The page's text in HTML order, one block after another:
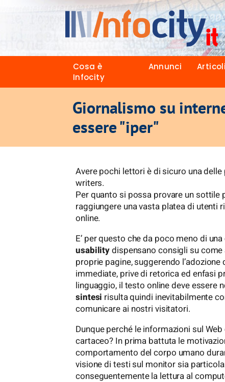
Cosa è
Infocity
Annunci Articoli
Giornalismo su
essere "iper"
Avere pochi lettori è di sicuro una
writers.
Per quanto si possa provare un
raggiungere una vasta platea di utenti
online.
E’ per questo che da poco meno di
usabilitydispensano consigli su come
proprie pagine, suggerendo
immediate, prive di retorica ed enfasi
linguaggio, il testo online deve essere
sintesi risulta quindi inevitabilmente
comunicare ai nostri visitatori.
Dunque perché le informazioni sul
cartaceo? In prima battuta le
comportamento del corpo umano
visione di testi sul monitor sia
conseguentemente la lettura al